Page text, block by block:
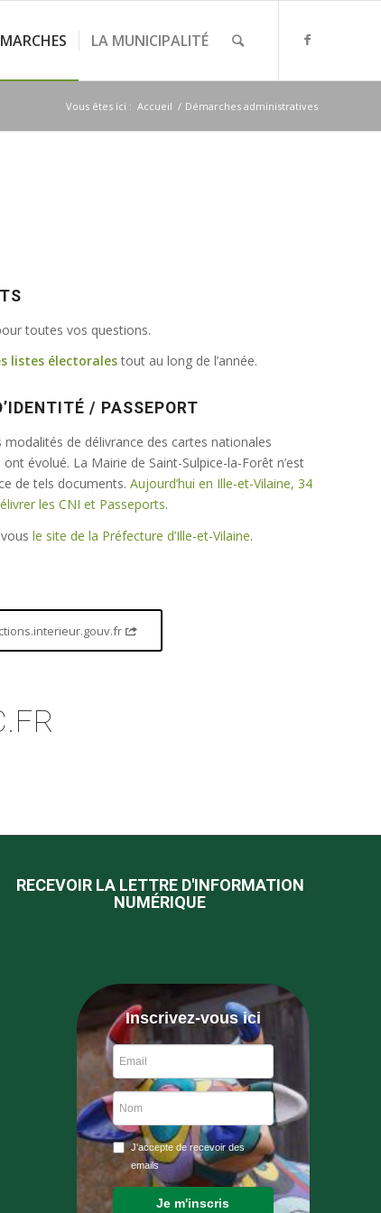
LA MUNICIPALITÉ
Vous êtes ici : Accueil / Démarches administratives
toutes vos questions.
listes électoralestout au long de l’année.
/ PASSEPORT
de délivrance des cartes nationales
évolué. La Mairie de Saint-Sulpice-la-Forêt n’est
de tels documents.Aujourd’hui en Ille-et-Vilaine, 34
les CNI et Passeports.
vousle site de la Préfecture d’Ille-et-Vilaine.
RECEVOIR LA LETTRE D'INFORMATION
NUMÉRIQUE
Inscrivez-vous ici
J'accepte de recevoir des
emails
Je m'inscris